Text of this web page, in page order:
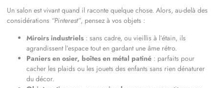
Un salon est vivant quand il raconte quelque chose. Alors, au-delà des
considérations “Pinterest”, pensez à vos objets :
Miroirs industriels : sans cadre, ou vieillis à l’étain, ils
agrandissent l’espace tout en gardant une âme rétro.
Paniers en osier, boîtes en métal patiné : parfaits pour
cacher les plaids ou les jouets des enfants sans rien dénaturer
du décor.